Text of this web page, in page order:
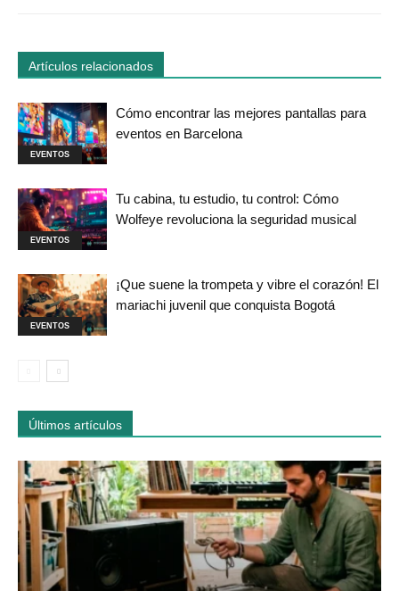
Artículos relacionados
EVENTOS
Cómo encontrar las mejores pantallas para
eventos en Barcelona
EVENTOS
Tu cabina, tu estudio, tu control: Cómo
Wolfeye revoluciona la seguridad musical
EVENTOS
¡Que suene la trompeta y vibre el corazón! El
mariachi juvenil que conquista Bogotá
Últimos artículos